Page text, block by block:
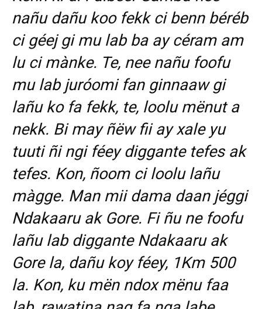
nañu dañu koo fekk ci benn béréb
ci géej gi mu lab ba ay céram am
lu ci mànke. Te, nee nañu foofu
mu lab juróomi fan ginnaaw gi
lañu ko fa fekk, te, loolu mënut a
nekk. Bi may ñëw fii ay xale yu
tuuti ñi ngi féey diggante tefes ak
tefes. Kon, ñoom ci loolu lañu
màgge. Man mii dama daan jéggi
Ndakaaru ak Gore. Fi ñu ne foofu
lañu lab diggante Ndakaaru ak
Gore la, dañu koy féey, 1Km 500
la. Kon, ku mën ndox mënu faa